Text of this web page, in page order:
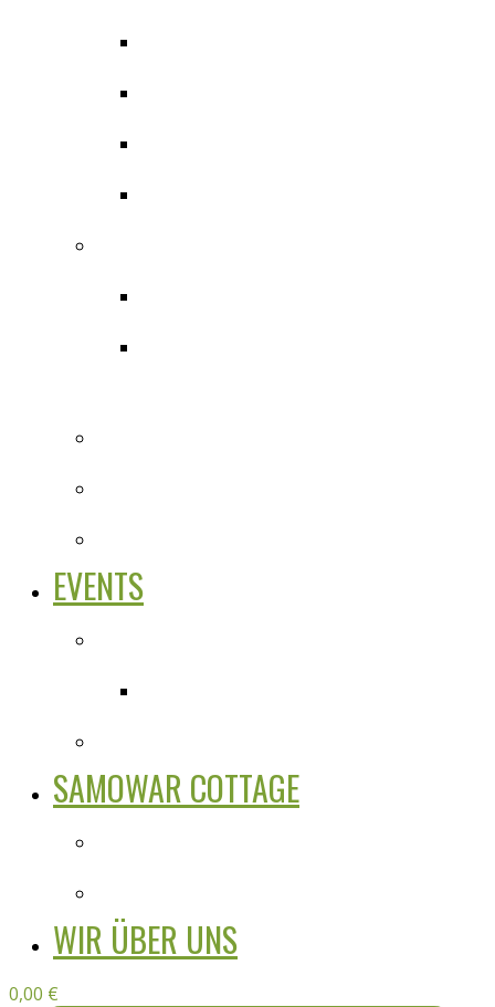
EVENTS
SAMOWAR COTTAGE
WIR ÜBER UNS
0,00 €